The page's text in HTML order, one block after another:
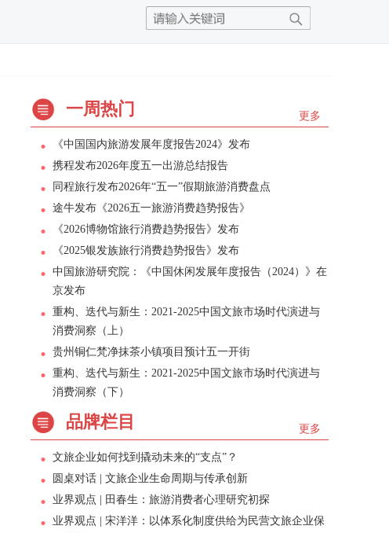
更多
一周热门
《中国国内旅游发展年度报告2024》发布
携程发布2026年度五一出游总结报告
同程旅行发布2026年“五一”假期旅游消费盘点
途牛发布《2026五一旅游消费趋势报告》
《2026博物馆旅行消费趋势报告》发布
《2025银发族旅行消费趋势报告》发布
中国旅游研究院：《中国休闲发展年度报告（2024）》在
京发布
重构、迭代与新生：2021-2025中国文旅市场时代演进与
消费洞察（上）
贵州铜仁梵净抹茶小镇项目预计五一开街
重构、迭代与新生：2021-2025中国文旅市场时代演进与
消费洞察（下）
更多
品牌栏目
文旅企业如何找到撬动未来的“支点”？
圆桌对话 | 文旅企业生命周期与传承创新
业界观点 | 田春生：旅游消费者心理研究初探
业界观点 | 宋洋洋：以体系化制度供给为民营文旅企业保